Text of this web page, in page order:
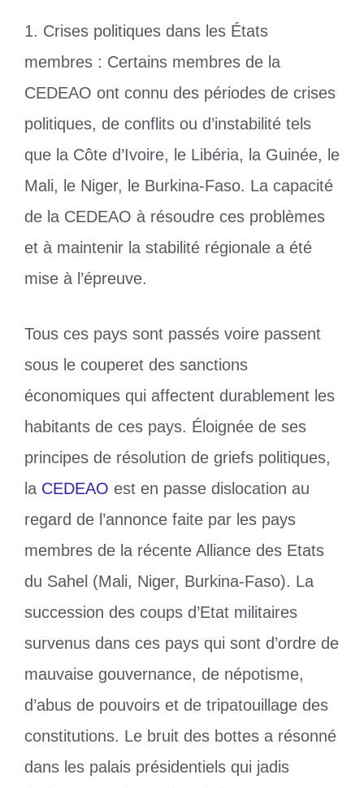
1. Crises politiques dans les États
membres : Certains membres de la
CEDEAO ont connu des périodes de crises
politiques, de conflits ou d’instabilité tels
que la Côte d’Ivoire, le Libéria, la Guinée, le
Mali, le Niger, le Burkina-Faso. La capacité
de la CEDEAO à résoudre ces problèmes
et à maintenir la stabilité régionale a été
mise à l’épreuve.
Tous ces pays sont passés voire passent
sous le couperet des sanctions
économiques qui affectent durablement les
habitants de ces pays. Éloignée de ses
principes de résolution de griefs politiques,
la CEDEAO est en passe dislocation au
regard de l’annonce faite par les pays
membres de la récente Alliance des Etats
du Sahel (Mali, Niger, Burkina-Faso). La
succession des coups d’Etat militaires
survenus dans ces pays qui sont d’ordre de
mauvaise gouvernance, de népotisme,
d’abus de pouvoirs et de tripatouillage des
constitutions. Le bruit des bottes a résonné
dans les palais présidentiels qui jadis